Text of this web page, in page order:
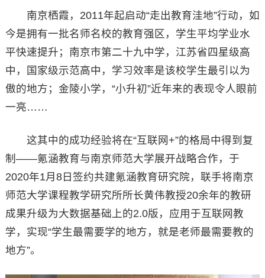
南京栖霞，2011年起启动“走出教育洼地”行动，如
今是拥有一批名师名校的教育强区，学生平均学业水
平快速提升；南京市第二十九中学，江苏省四星级高
中，国家级示范高中，学习效率是该校学生最引以为
傲的地方；金陵小学，“小升初”近年来的表现令人眼前
一亮……
这其中的成功经验将在“互联网+”的格局中得到复
制——氪涵教育与南京师范大学展开战略合作，于
2020年1月8日签约共建氪涵教育研究院，联手将南京
师范大学课程教学研究所所长黄伟教授20余年的教研
成果升级为大数据基础上的2.0版，应用于互联网教
学，实现“学生最需要学的地方，就是老师最需要教的
地方”。